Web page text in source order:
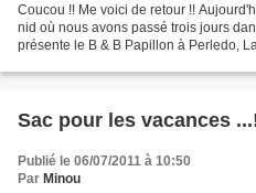
Coucou !! Me voici de retour !!
nid où nous avons passé trois jours
présente le B & B Papillon à Perledo,
Sac pour les vacances
Publié le 06/07/2011 à 10:50
Par Minou